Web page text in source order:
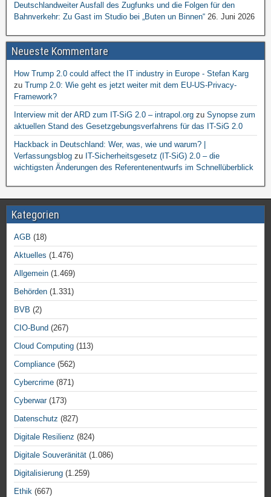
Deutschlandweiter Ausfall des Zugfunks und die Folgen für den
Bahnverkehr: Zu Gast im Studio bei „Buten un Binnen“ 26. Juni 2026
Neueste Kommentare
How Trump 2.0 could affect the IT industry in Europe - Stefan Karg
zu Trump 2.0: Wie geht es jetzt weiter mit dem EU-US-Privacy-
Framework?
Interview mit der ARD zum IT-SiG 2.0 – intrapol.org zu Synopse zum
aktuellen Stand des Gesetzgebungsverfahrens für das IT-SiG 2.0
Hackback in Deutschland: Wer, was, wie und warum? |
Verfassungsblog zu IT-Sicherheitsgesetz (IT-SiG) 2.0 – die
wichtigsten Änderungen des Referentenentwurfs im Schnellüberblick
Kategorien
AGB (18)
Aktuelles (1.476)
Allgemein (1.469)
Behörden (1.331)
BVB (2)
CIO-Bund (267)
Cloud Computing (113)
Compliance (562)
Cybercrime (871)
Cyberwar(173)
Datenschutz (827)
Digitale Resilienz (824)
Digitale Souveränität (1.086)
Digitalisierung (1.259)
Ethik (667)